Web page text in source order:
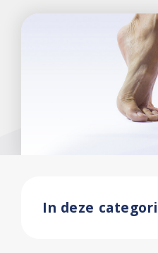
In deze